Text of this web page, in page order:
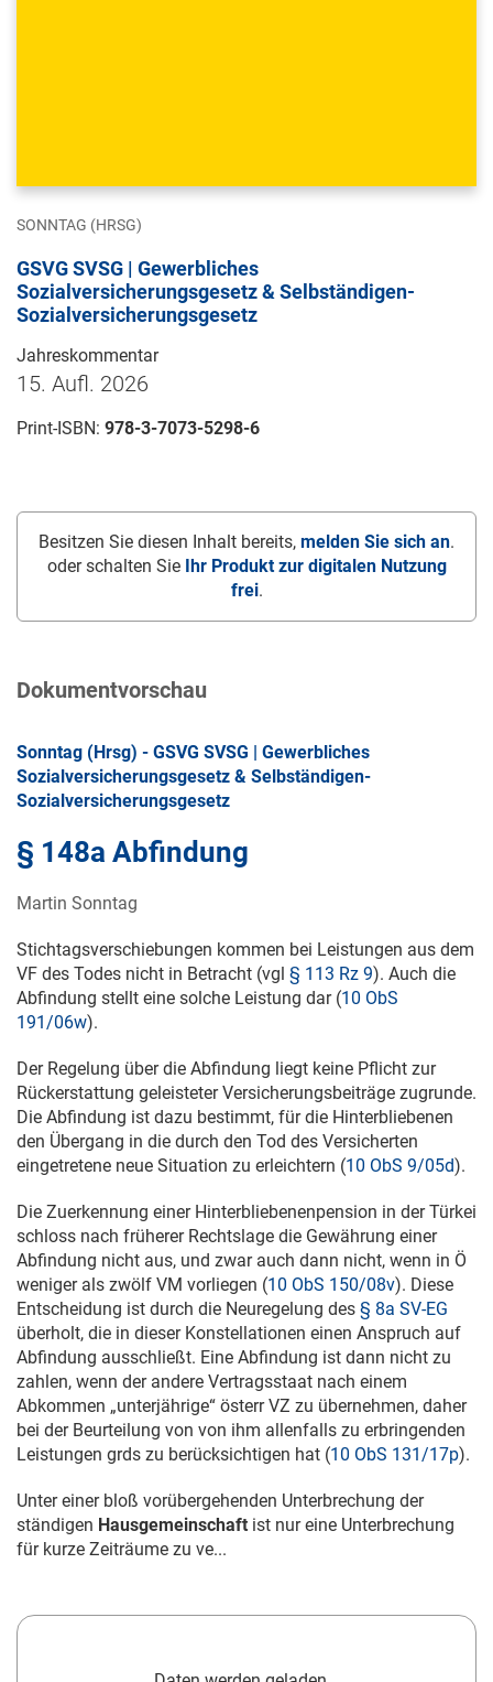
SONNTAG (HRSG)
GSVG SVSG | Gewerbliches
Sozialversicherungsgesetz & Selbständigen-
Sozialversicherungsgesetz
Jahreskommentar
15. Aufl. 2026
Print-ISBN: 978-3-7073-5298-6
Besitzen Sie diesen Inhalt bereits, melden Sie sich an.
oder schalten Sie
Ihr Produkt zur digitalen Nutzung
frei.
Dokumentvorschau
Sonntag (Hrsg) - GSVG SVSG | Gewerbliches
Sozialversicherungsgesetz & Selbständigen-
Sozialversicherungsgesetz
§ 148a Abfindung
Martin Sonntag
Stichtagsverschiebungen kommen bei Leistungen aus dem
VF des Todes nicht in Betracht (vgl § 113 Rz 9). Auch die
Abfindung stellt eine solche Leistung dar (10 ObS
191/06w).
Der Regelung über die Abfindung liegt keine Pflicht zur
Rückerstattung geleisteter Versicherungsbeiträge zugrunde.
Die Abfindung ist dazu bestimmt, für die Hinterbliebenen
den Übergang in die durch den Tod des Versicherten
eingetretene neue Situation zu erleichtern (10 ObS 9/05d).
Die Zuerkennung einer Hinterbliebenenpension in der Türkei
schloss nach früherer Rechtslage die Gewährung einer
Abfindung nicht aus, und zwar auch dann nicht, wenn in Ö
weniger als zwölf VM vorliegen (10 ObS 150/08v). Diese
Entscheidung ist durch die Neuregelung des § 8a SV-EG
überholt, die in dieser Konstellationen einen Anspruch auf
Abfindung ausschließt. Eine Abfindung ist dann nicht zu
zahlen, wenn der andere Vertragsstaat nach einem
Abkommen „unterjährige“ österr VZ zu übernehmen, daher
bei der Beurteilung von von ihm allenfalls zu erbringenden
Leistungen grds zu berücksichtigen hat (10 ObS 131/17p).
Unter einer bloß vorübergehenden Unterbrechung der
ständigen Hausgemeinschaft ist nur eine Unterbrechung
für kurze Zeiträume zu ve...